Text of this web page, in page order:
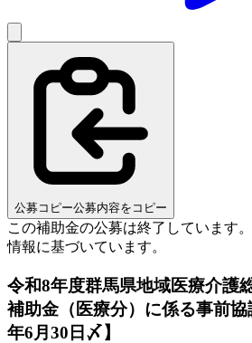
公募コピー公募内容をコピー
この補助金の公募は終了しています。
情報に基づいています。
令和8年度群馬県地域医療介護
補助金（医療分）に係る事前
年6月30日〆】